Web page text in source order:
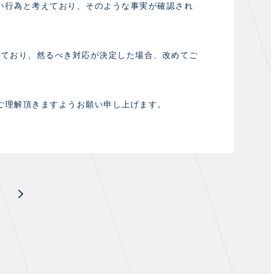
アクセス
為と考えており、そのような事実が確認され
おり、然るべき対応が決定した場合、改めてご
解頂きますようお願い申し上げます。